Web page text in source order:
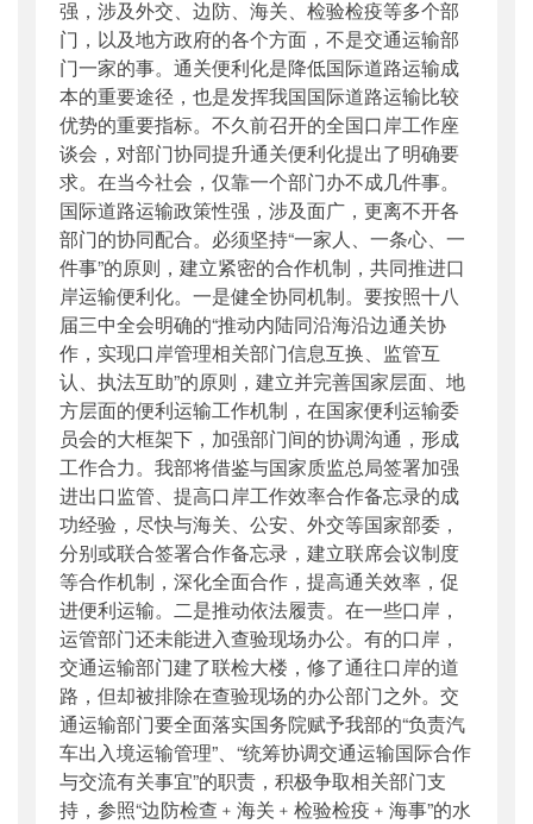
强，涉及外交、边防、海关、检验检疫等多个部
门，以及地方政府的各个方面，不是交通运输部
门一家的事。通关便利化是降低国际道路运输成
本的重要途径，也是发挥我国国际道路运输比较
优势的重要指标。不久前召开的全国口岸工作座
谈会，对部门协同提升通关便利化提出了明确要
求。在当今社会，仅靠一个部门办不成几件事。
国际道路运输政策性强，涉及面广，更离不开各
部门的协同配合。必须坚持“一家人、一条心、一
件事”的原则，建立紧密的合作机制，共同推进口
岸运输便利化。一是健全协同机制。要按照十八
届三中全会明确的“推动内陆同沿海沿边通关协
作，实现口岸管理相关部门信息互换、监管互
认、执法互助”的原则，建立并完善国家层面、地
方层面的便利运输工作机制，在国家便利运输委
员会的大框架下，加强部门间的协调沟通，形成
工作合力。我部将借鉴与国家质监总局签署加强
进出口监管、提高口岸工作效率合作备忘录的成
功经验，尽快与海关、公安、外交等国家部委，
分别或联合签署合作备忘录，建立联席会议制度
等合作机制，深化全面合作，提高通关效率，促
进便利运输。二是推动依法履责。在一些口岸，
运管部门还未能进入查验现场办公。有的口岸，
交通运输部门建了联检大楼，修了通往口岸的道
路，但却被排除在查验现场的办公部门之外。交
通运输部门要全面落实国务院赋予我部的“负责汽
车出入境运输管理”、“统筹协调交通运输国际合作
与交流有关事宜”的职责，积极争取相关部门支
持，参照“边防检查﹢海关﹢检验检疫﹢海事”的水